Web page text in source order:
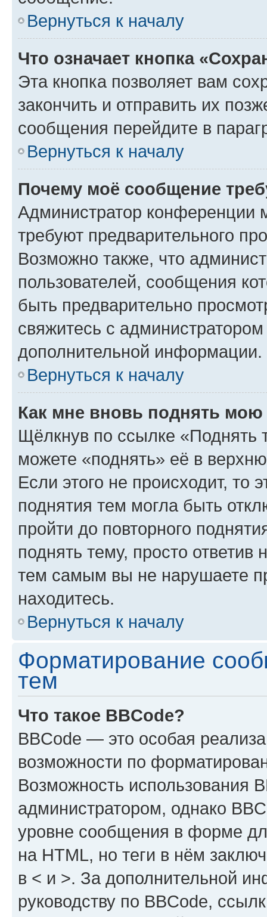
Вернуться к началу
Что означает кнопка
Эта кнопка позволяет вам
закончить и отправить их
сообщения перейдите в
Вернуться к началу
Почему моё сообщение
Администратор конференции
требуют предварительного
Возможно также, что
пользователей, сообщения
быть предварительно
свяжитесь с
дополнительной информации.
Вернуться к началу
Как мне вновь поднять мою
Щёлкнув по ссылке «Поднять
можете «поднять» её в
Если этого не происходит, то
поднятия тем могла быть
пройти до повторного
поднять тему, просто ответив
тем самым вы не нарушаете
находитесь.
Вернуться к началу
Форматирование
тем
Что такое BBCode?
BBCode — это особая
возможности по
Возможность использования
администратором, однако
уровне сообщения в форме
на HTML, но теги в нём
в < и >. За дополнительной
руководству по BBCode,